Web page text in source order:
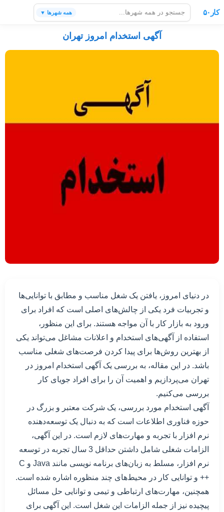
کار۵۰ همه شهرها ▼
آگهی استخدام امروز تهران
در دنیای امروز، یافتن یک شغل مناسب و مطابق با توانایی‌ها
و تجربیات فرد یکی از چالش‌های اصلی است که افراد برای
ورود به بازار کار با آن مواجه هستند. برای این منظور،
استفاده از آگهی‌های استخدام و اعلانات مشاغل می‌تواند یکی
از بهترین روش‌ها برای پیدا کردن فرصت‌های شغلی مناسب
باشد. در این مقاله، به بررسی یک آگهی استخدام امروز در
تهران می‌پردازیم و اهمیت آن را برای افراد جویای کار
بررسی می‌کنیم.
آگهی استخدام مورد بررسی، یک شرکت معتبر و بزرگ در
حوزه فناوری اطلاعات است که به دنبال یک توسعه‌دهنده
نرم افزار با تجربه و مهارت‌های لازم است. در این آگهی،
الزامات شغلی شامل داشتن حداقل 3 سال تجربه در توسعه
نرم افزار، مسلط به زبان‌های برنامه نویسی مانند Java و C
++ و توانایی کار در محیط‌های چند منظوره اشاره شده است.
همچنین، مهارت‌های ارتباطی و تیمی و توانایی حل مسائل
پیچیده نیز از جمله الزامات این شغل است. این آگهی برای